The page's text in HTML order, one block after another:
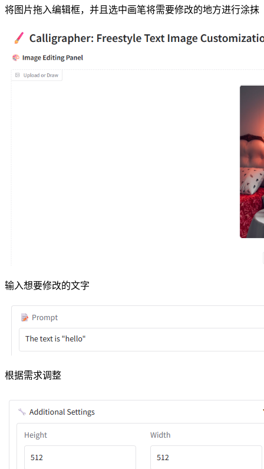
将图片拖入编辑框，并且选中画笔将需要修改的地方进行涂抹
输入想要修改的文字
根据需求调整